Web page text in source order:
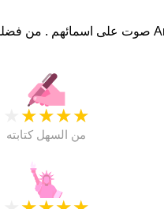
★
★
★
★
من السهل كتابته